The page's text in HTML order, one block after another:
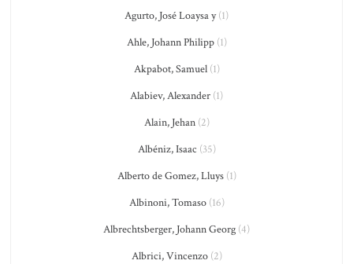
Agurto, José Loaysa y(1)
Ahle, Johann Philipp(1)
Akpabot, Samuel(1)
Alabiev, Alexander (1)
Alain, Jehan(2)
Albéniz, Isaac (35)
Alberto de Gomez, Lluys(1)
Albinoni, Tomaso(16)
Albrechtsberger, Johann Georg (4)
Albrici, Vincenzo(2)